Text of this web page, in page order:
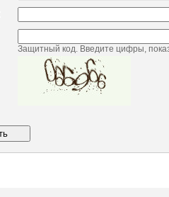
Защитный код. Введите цифры,